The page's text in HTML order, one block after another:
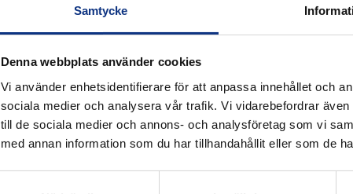
Samtycke
Denna webbplats använder cookies
Vi använder enhetsidentifierare för att anpassa innehållet och
sociala medier och analysera vår trafik. Vi vidarebefordrar
till de sociala medier och annons- och analysföretag som vi
med annan information som du har tillhandahållit eller som de